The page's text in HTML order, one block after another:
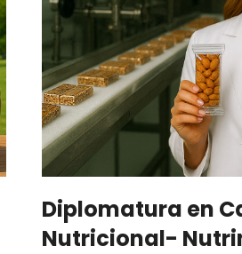
Diplomatura en
Nutricional-